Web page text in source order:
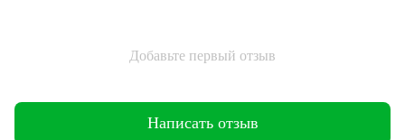
Добавьте первый отзыв
Написать отзыв